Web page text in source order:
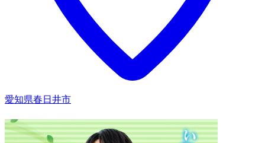
愛知県春日井市